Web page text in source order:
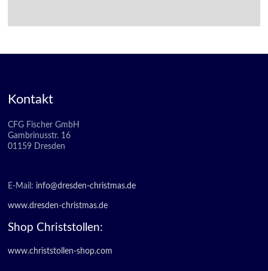
Kontakt
CFG Fischer GmbH
Gambrinusstr. 16
01159 Dresden
E-Mail: info@dresden-christmas.de
www.dresden-christmas.de
Shop Christstollen:
www.christstollen-shop.com